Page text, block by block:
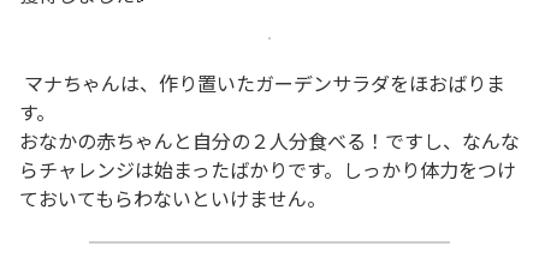
マナちゃんは、作り置いたガーデンサラダをほおばりま
す。
おなかの赤ちゃんと自分の２人分食べる！ですし、なんな
らチャレンジは始まったばかりです。しっかり体力をつけ
ておいてもらわないといけません。